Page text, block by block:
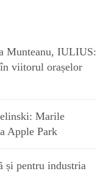
Munteanu, IULIUS:
viitorul orașelor
Marile
Apple Park
și pentru industria